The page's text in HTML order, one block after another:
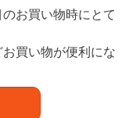
お買い物時にとて
買い物が便利にな